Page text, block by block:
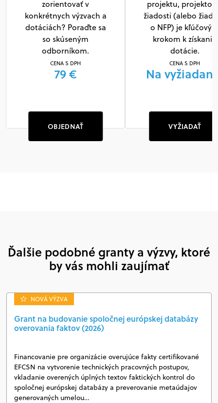
zorientovať v
konkrétnych výzvach a
dotáciách? Poraďte sa
so skúseným
odborníkom.
CENA S DPH
79 €
OBJEDNAŤ
projektu,
žiadosti (alebo
o NFP) je
krokom k získaniu
dotácie.
CENA S DPH
Na
VYŽIADAŤ
Ďalšie podobné granty a výzvy, ktoré
by vás mohli zaujímať
NOVÁ VÝZVA
Grant na budovanie spoločnej európskej databázy
overovania faktov (2026)
Financovanie pre organizácie overujúce fakty certifikované
EFCSN na vytvorenie technických pracovných postupov,
vkladanie overených úplných textov faktických kontrol do
spoločnej európskej databázy a preverovanie metaúdajov
generovaných umelou…